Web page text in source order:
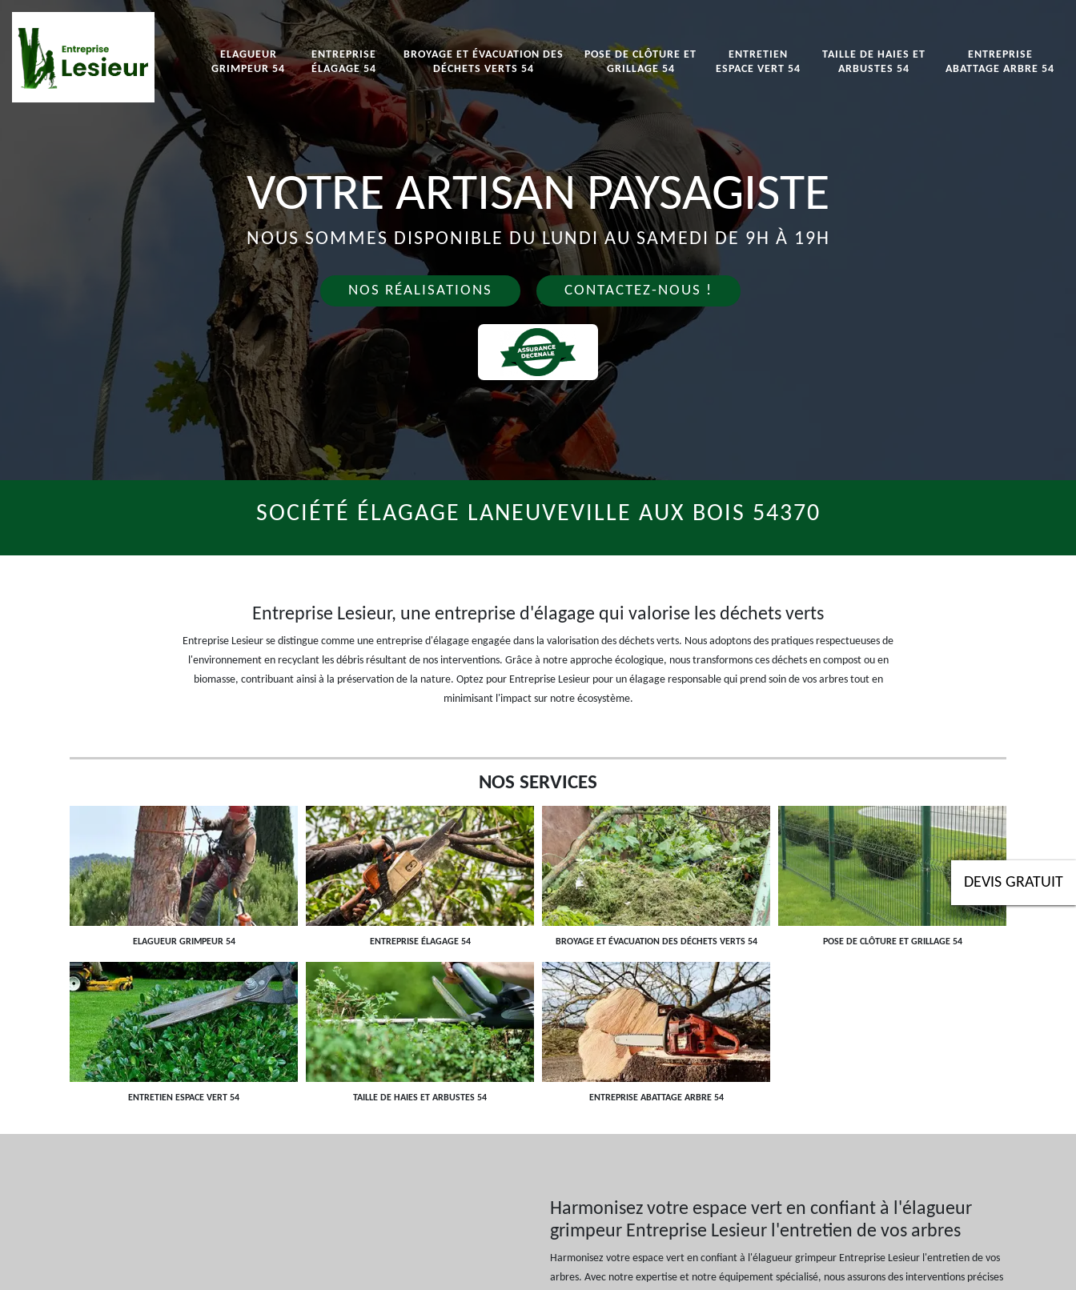
ELAGUEUR
GRIMPEUR 54
ENTREPRISE
ÉLAGAGE 54
BROYAGE ET ÉVACUATION DES
DÉCHETS VERTS 54
POSE DE CLÔTURE ET
GRILLAGE 54
ENTRETIEN
ESPACE VERT 54
TAILLE DE HAIES ET
ARBUSTES 54
ENTREPRISE
ABATTAGE ARBRE 54
VOTRE ARTISAN PAYSAGISTE
NOUS SOMMES DISPONIBLE DU LUNDI AU SAMEDI DE 9H À 19H
NOS RÉALISATIONS CONTACTEZ-NOUS !
DEVIS GRATUIT
SOCIÉTÉ ÉLAGAGE LANEUVEVILLE AUX BOIS 54370
Entreprise Lesieur, une entreprise d'élagage qui valorise les déchets verts
Entreprise Lesieur se distingue comme une entreprise d'élagage engagée dans la valorisation des déchets verts. Nous adoptons des pratiques respectueuses de
l'environnement en recyclant les débris résultant de nos interventions. Grâce à notre approche écologique, nous transformons ces déchets en compost ou en
biomasse, contribuant ainsi à la préservation de la nature. Optez pour Entreprise Lesieur pour un élagage responsable qui prend soin de vos arbres tout en
minimisant l'impact sur notre écosystème.
NOS SERVICES
ELAGUEUR GRIMPEUR 54 ENTREPRISE ÉLAGAGE 54 BROYAGE ET ÉVACUATION DES DÉCHETS VERTS 54 POSE DE CLÔTURE ET GRILLAGE 54
ENTRETIEN ESPACE VERT 54 TAILLE DE HAIES ET ARBUSTES 54 ENTREPRISE ABATTAGE ARBRE 54
Harmonisez votre espace vert en confiant à l'élagueur
grimpeur Entreprise Lesieur l'entretien de vos arbres
Harmonisez votre espace vert en confiant à l'élagueur grimpeur Entreprise Lesieur l'entretien de vos
arbres. Avec notre expertise et notre équipement spécialisé, nous assurons des interventions précises